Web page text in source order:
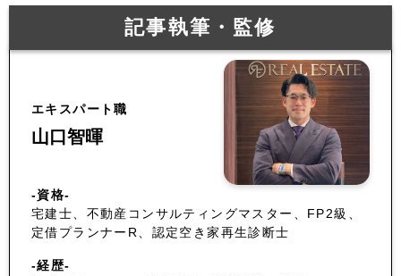
記事執筆・監修
エキスパート職
山口智暉
-資格-
宅建士、不動産コンサルティングマスター、FP2級、
定借プランナーR、認定空き家再生診断士
-経歴-